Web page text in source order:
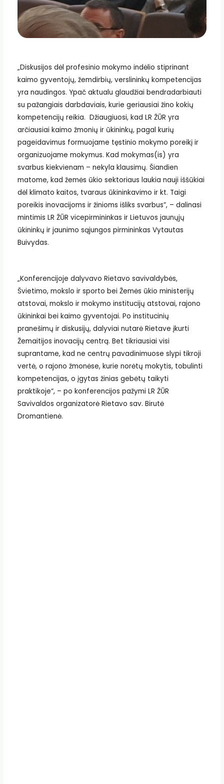
„Diskusijos dėl profesinio mokymo indėlio stiprinant
kaimo gyventojų, žemdirbių, verslininkų kompetencijas
yra naudingos. Ypač aktualu glaudžiai bendradarbiauti
su pažangiais darbdaviais, kurie geriausiai žino kokių
kompetencijų reikia. Džiaugiuosi, kad LR ŽŪR yra
arčiausiai kaimo žmonių ir ūkininkų, pagal kurių
pageidavimus formuojame tęstinio mokymo poreikį ir
organizuojame mokymus. Kad mokymas(is) yra
svarbus kiekvienam – nekyla klausimų. Šiandien
matome, kad žemės ūkio sektoriaus laukia nauji iššūkiai
dėl klimato kaitos, tvaraus ūkininkavimo ir kt. Taigi
poreikis inovacijoms ir žinioms išliks svarbus”, – dalinasi
mintimis LR ŽŪR vicepirmininkas ir Lietuvos jaunųjų
ūkininkų ir jaunimo sąjungos pirmininkas Vytautas
Buivydas.
„Konferencijoje dalyvavo Rietavo savivaldybės,
Švietimo, mokslo ir sporto bei Žemės ūkio ministerijų
atstovai, mokslo ir mokymo institucijų atstovai, rajono
ūkininkai bei kaimo gyventojai. Po institucinių
pranešimų ir diskusijų, dalyviai nutarė Rietave įkurti
Žemaitijos inovacijų centrą. Bet tikriausiai visi
suprantame, kad ne centrų pavadinimuose slypi tikroji
vertė, o rajono žmonėse, kurie norėtų mokytis, tobulinti
kompetencijas, o įgytas žinias gebėtų taikyti
praktikoje“, – po konferencijos pažymi LR ŽŪR
Savivaldos organizatorė Rietavo sav. Birutė
Dromantienė.